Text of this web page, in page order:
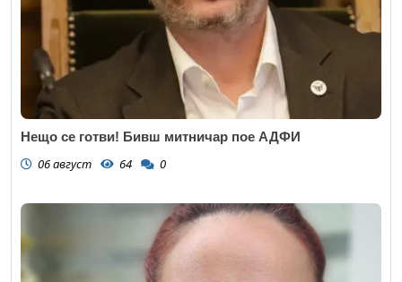
Нещо се готви! Бивш митничар пое АДФИ
06 август 64 0